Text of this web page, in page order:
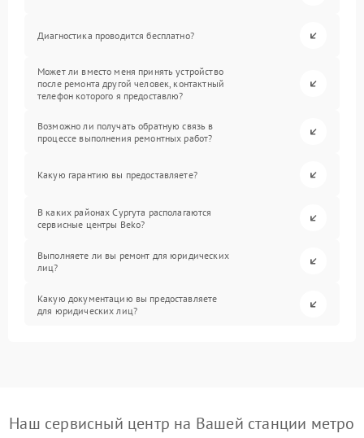
Диагностика проводится бесплатно?
Может ли вместо меня принять устройство
после ремонта другой человек, контактный
телефон которого я предоставлю?
Возможно ли получать обратную связь в
процессе выполнения ремонтных работ?
Какую гарантию вы предоставляете?
В каких районах Сургута располагаются
сервисные центры Beko?
Выполняете ли вы ремонт для юридических
лиц?
Какую документацию вы предоставляете
для юридических лиц?
Наш сервисный центр на Вашей станции метро